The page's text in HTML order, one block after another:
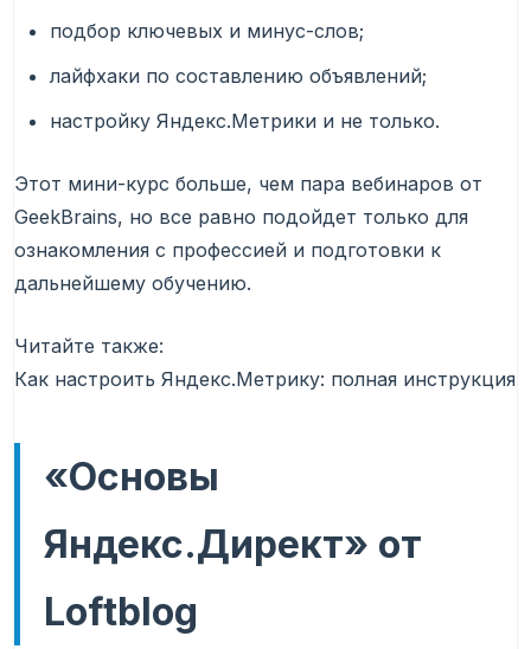
подбор ключевых и минус-слов;
лайфхаки по составлению объявлений;
настройку Яндекс.Метрики и не только.
Этот мини-курс больше, чем пара вебинаров от
GeekBrains, но все равно подойдет только для
ознакомления с профессией и подготовки к
дальнейшему обучению.
Читайте также:
Как настроить Яндекс.Метрику: полная инструкция
«Основы
Яндекс.Директ» от
Loftblog